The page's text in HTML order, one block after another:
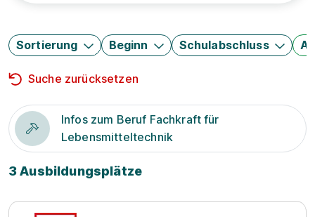
Sortierung Beginn Schulabschluss
Suche zurücksetzen
Infos zum Beruf Fachkraft für
Lebensmitteltechnik
3 Ausbildungsplätze